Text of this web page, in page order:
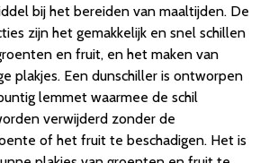
bij het bereiden van maaltijden. De
zijn het gemakkelijk en snel schillen
en fruit, en het maken van
plakjes. Een dunschiller is ontworpen
lemmet waarmee de schil
verwijderd zonder de
of het fruit te beschadigen. Het is